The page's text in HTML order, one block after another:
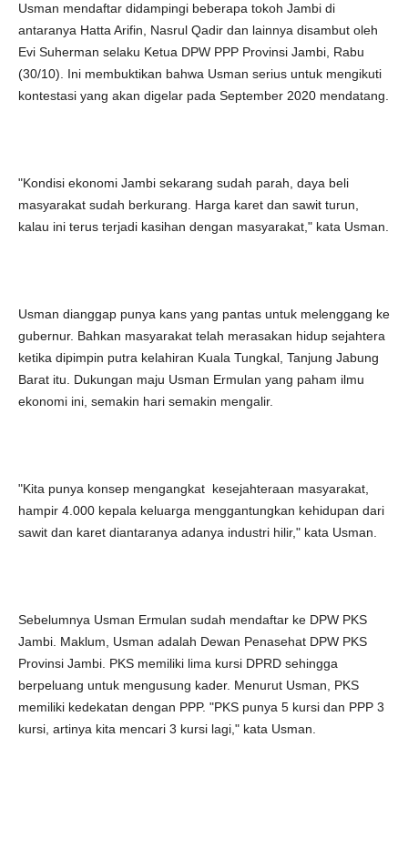
Usman mendaftar didampingi beberapa tokoh Jambi di
antaranya Hatta Arifin, Nasrul Qadir dan lainnya disambut oleh
Evi Suherman selaku Ketua DPW PPP Provinsi Jambi, Rabu
(30/10). Ini membuktikan bahwa Usman serius untuk mengikuti
kontestasi yang akan digelar pada September 2020 mendatang.
"Kondisi ekonomi Jambi sekarang sudah parah, daya beli
masyarakat sudah berkurang. Harga karet dan sawit turun,
kalau ini terus terjadi kasihan dengan masyarakat," kata Usman.
Usman dianggap punya kans yang pantas untuk melenggang ke
gubernur. Bahkan masyarakat telah merasakan hidup sejahtera
ketika dipimpin putra kelahiran Kuala Tungkal, Tanjung Jabung
Barat itu. Dukungan maju Usman Ermulan yang paham ilmu
ekonomi ini, semakin hari semakin mengalir.
"Kita punya konsep mengangkat kesejahteraan masyarakat,
hampir 4.000 kepala keluarga menggantungkan kehidupan dari
sawit dan karet diantaranya adanya industri hilir," kata Usman.
Sebelumnya Usman Ermulan sudah mendaftar ke DPW PKS
Jambi. Maklum, Usman adalah Dewan Penasehat DPW PKS
Provinsi Jambi. PKS memiliki lima kursi DPRD sehingga
berpeluang untuk mengusung kader. Menurut Usman, PKS
memiliki kedekatan dengan PPP. "PKS punya 5 kursi dan PPP 3
kursi, artinya kita mencari 3 kursi lagi," kata Usman.